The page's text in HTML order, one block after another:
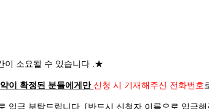
이 소요될 수 있습니다 .★
이 확정된 분들에게만 신청 시 기재해주신 전화번호
입금 부탁드립니다. [반드시 신청자 이름으로 입금해